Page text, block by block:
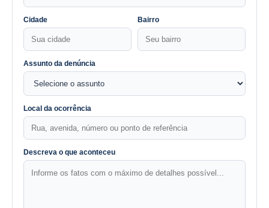
Cidade Bairro
Assunto da denúncia
Local da ocorrência
Descreva o que aconteceu